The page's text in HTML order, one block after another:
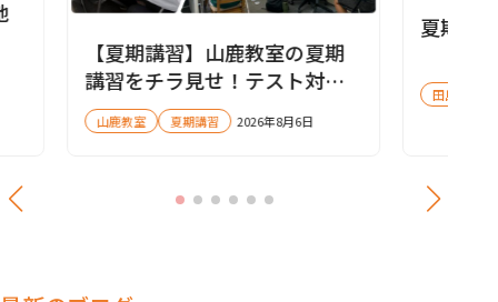
【夏期講習】山鹿教室の夏期
講習をチラ見せ！テスト対策
会も実施します✨
山鹿教室 夏期講習 2026年8月6日
夏期講
田島教室